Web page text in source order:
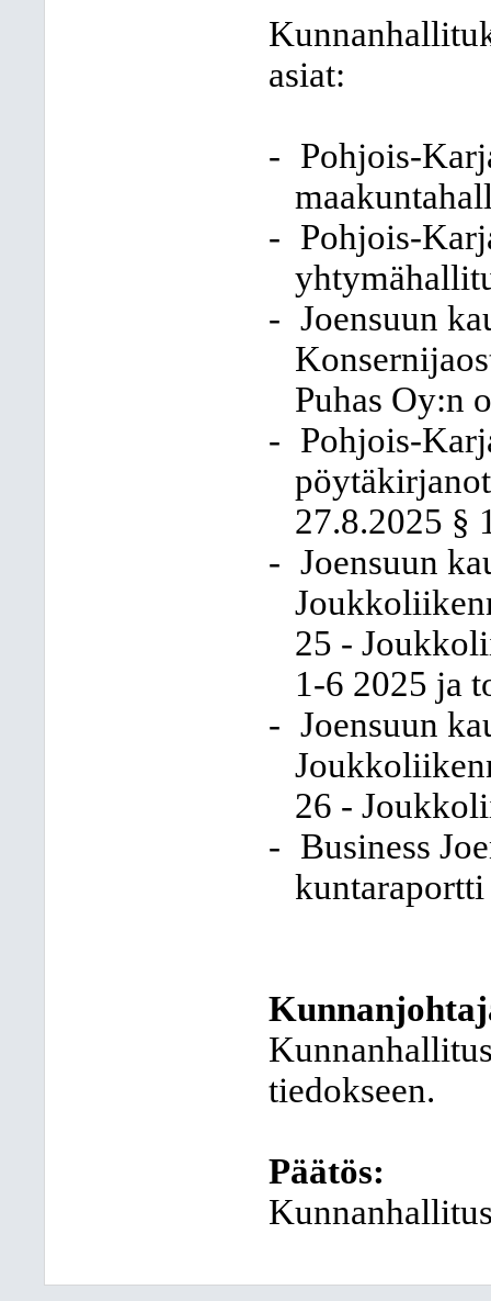
asiat:
- Pohjois-
- Pohjois-
- Joensuun
Puhas Oy:n
- Pohjois-
27.8.2025 §
- Joensuun
25 -
1-6 2025 ja
- Joensuun
26 -
- Business
kuntaraportti
tiedokseen.
Päätös: